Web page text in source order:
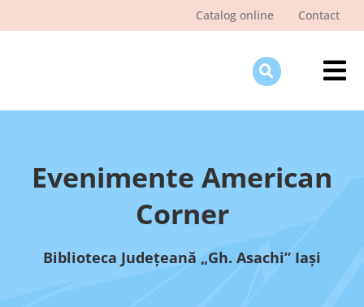
Catalog online Contact
Evenimente American
Corner
Biblioteca Judeţeană „Gh. Asachi” Iaşi